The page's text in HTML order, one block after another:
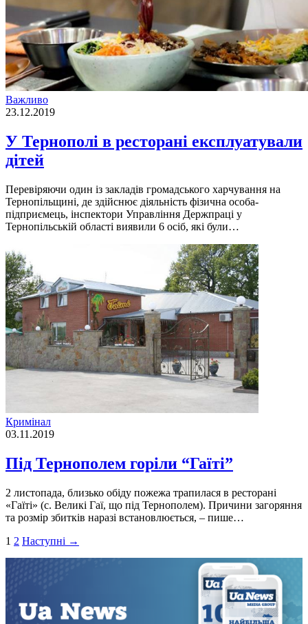
Важливо
23.12.2019
У Тернополі в ресторані експлуатували
дітей
Перевіряючи один із закладів громадського харчування на
Тернопільщині, де здійснює діяльність фізична особа-
підприємець, інспектори Управління Держпраці у
Тернопільській області виявили 6 осіб, які були…
Кримінал
03.11.2019
Під Тернополем горіли “Гаїті”
2 листопада, близько обіду пожежа трапилася в ресторані
«Гаїті» (с. Великі Гаї, що під Тернополем). Причини загоряння
та розмір збитків наразі встановлюється, – пише…
Пагінація
записів
1 2 Наступні →